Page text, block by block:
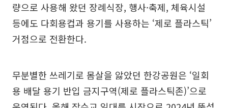
량으로 사용해 왔던 장례식장, 행사·축제, 체육시설
등에도 다회용컵과 용기를 사용하는 ‘제로 플라스틱’
거점으로 전환한다.
무분별한 쓰레기로 몸살을 앓았던 한강공원은 ‘일회
용 배달 용기 반입 금지구역(제로 플라스틱존)’으로